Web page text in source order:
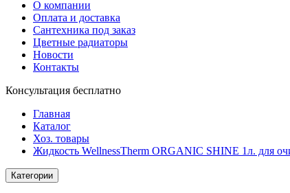
О компании
Оплата и доставка
Сантехника под заказ
Цветные радиаторы
Новости
Контакты
Консультация бесплатно
Главная
Каталог
Хоз. товары
Жидкость WellnessTherm ORGANIC SHINE 1л. для
Категории